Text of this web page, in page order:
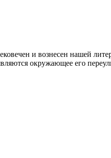
и вознесен нашей
окружающее его